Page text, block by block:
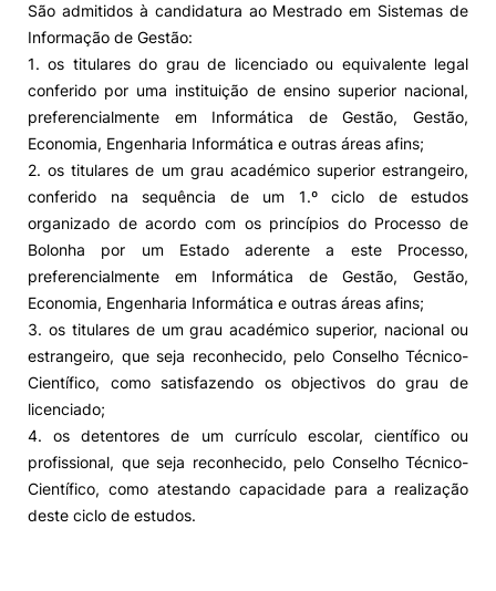
São admitidos à candidatura ao Mestrado em Sistemas de
Informação de Gestão:
1. os titulares do grau de licenciado ou equivalente legal
conferido por uma instituição de ensino superior nacional,
preferencialmente em Informática de Gestão, Gestão,
Economia, Engenharia Informática e outras áreas afins;
2. os titulares de um grau académico superior estrangeiro,
conferido na sequência de um 1.º ciclo de estudos
organizado de acordo com os princípios do Processo de
Bolonha por um Estado aderente a este Processo,
preferencialmente em Informática de Gestão, Gestão,
Economia, Engenharia Informática e outras áreas afins;
3. os titulares de um grau académico superior, nacional ou
estrangeiro, que seja reconhecido, pelo Conselho Técnico-
Científico, como satisfazendo os objectivos do grau de
licenciado;
4. os detentores de um currículo escolar, científico ou
profissional, que seja reconhecido, pelo Conselho Técnico-
Científico, como atestando capacidade para a realização
deste ciclo de estudos.